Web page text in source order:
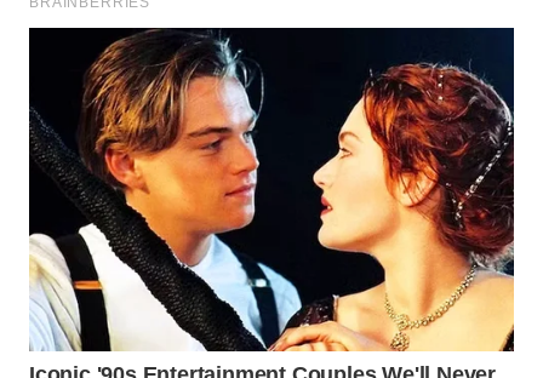
SELEB
WAHANA
PERSONA
WAHANA
OTOMOTIF
WAHANA
HEALTH
WAHANA
DESA